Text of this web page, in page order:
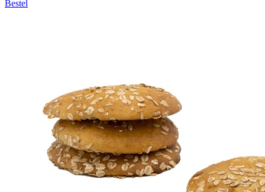
Bestel